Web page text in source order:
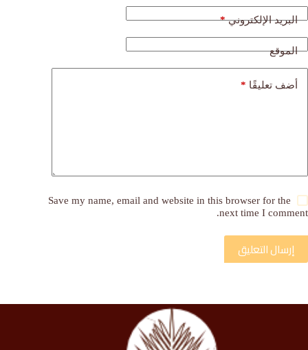
البريد الإلكتروني*
الموقع
أضف تعليقًا *
Save my name, email and website in this browser for the
next time I comment.
إرسال التعليق